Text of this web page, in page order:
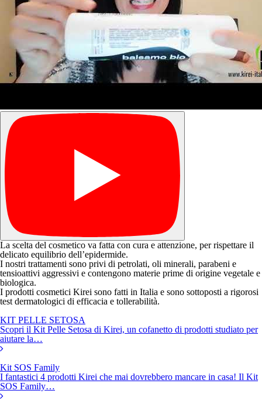
La scelta del cosmetico va fatta con cura e attenzione, per rispettare il
delicato equilibrio dell’epidermide.
I nostri trattamenti sono privi di petrolati, oli minerali, parabeni e
tensioattivi aggressivi e contengono materie prime di origine vegetale e
biologica.
I prodotti cosmetici Kirei sono fatti in Italia e sono sottoposti a rigorosi
test dermatologici di efficacia e tollerabilità.
KIT PELLE SETOSA
Scopri il Kit Pelle Setosa di Kirei, un cofanetto di prodotti studiato per
aiutare la…
Kit SOS Family
I fantastici 4 prodotti Kirei che mai dovrebbero mancare in casa! Il Kit
SOS Family…